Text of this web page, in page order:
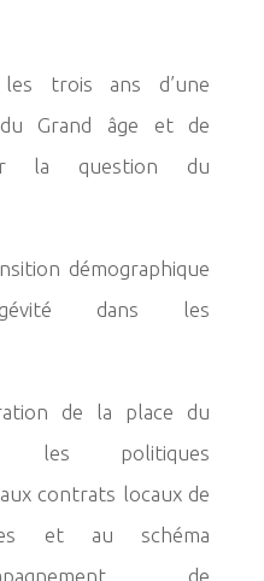
les trois ans d’une
Grand âge et de
la question du
démographique
dans les
de la place du
les politiques
contrats locaux de
et au schéma
de